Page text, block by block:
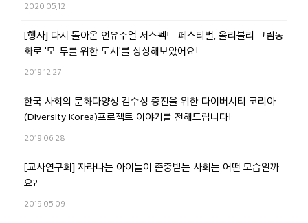
2020.05.12
[행사] 다시 돌아온 언유주얼 서스펙트 페스티벌, 올리볼리 그림동
화로 '모-두를 위한 도시'를 상상해보았어요!
2019.12.27
한국 사회의 문화다양성 감수성 증진을 위한 다이버시티 코리아
(Diversity Korea)프로젝트 이야기를 전해드립니다!
2019.06.28
[교사연구회] 자라나는 아이들이 존중받는 사회는 어떤 모습일까
요?
2019.05.09